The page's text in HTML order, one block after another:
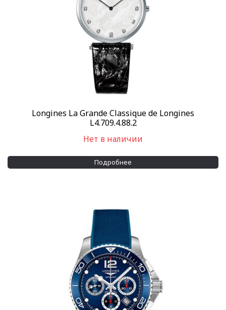
Longines La Grande Classique de Longines
L4.709.4.88.2
Нет в наличии
Подробнее